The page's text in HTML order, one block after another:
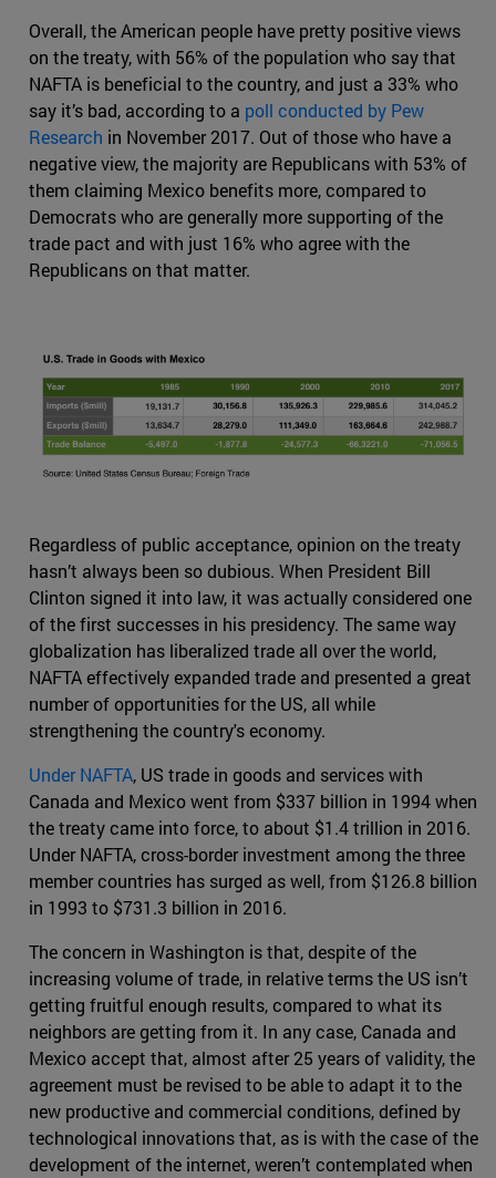
Overall, the American people have pretty positive views
on the treaty, with 56% of the population who say that
NAFTA is beneficial to the country, and just a 33% who
say it’s bad, according to a poll conducted by Pew
Research in November 2017. Out of those who have a
negative view, the majority are Republicans with 53% of
them claiming Mexico benefits more, compared to
Democrats who are generally more supporting of the
trade pact and with just 16% who agree with the
Republicans on that matter.
Regardless of public acceptance, opinion on the treaty
hasn’t always been so dubious. When President Bill
Clinton signed it into law, it was actually considered one
of the first successes in his presidency. The same way
globalization has liberalized trade all over the world,
NAFTA effectively expanded trade and presented a great
number of opportunities for the US, all while
strengthening the country's economy.
Under NAFTA, US trade in goods and services with
Canada and Mexico went from $337 billion in 1994 when
the treaty came into force, to about $1.4 trillion in 2016.
Under NAFTA, cross-border investment among the three
member countries has surged as well, from $126.8 billion
in 1993 to $731.3 billion in 2016.
The concern in Washington is that, despite of the
increasing volume of trade, in relative terms the US isn’t
getting fruitful enough results, compared to what its
neighbors are getting from it. In any case, Canada and
Mexico accept that, almost after 25 years of validity, the
agreement must be revised to be able to adapt it to the
new productive and commercial conditions, defined by
technological innovations that, as is with the case of the
development of the internet, weren’t contemplated when